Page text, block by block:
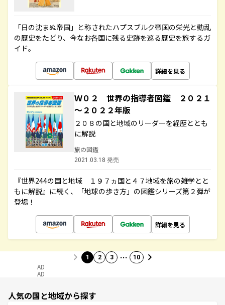
「日の沈まぬ帝国」と称されたハプスブルク帝国の栄光と動乱
の歴史をたどり、今なお各国に残る史跡を巡る歴史を旅するガ
イド。
詳細を見る
Ｗ０２ 世界の指導者図鑑 ２０２１
～２０２２年版
２０８の国と地域のリーダーを経歴ととも
に解説
旅の図鑑
2021.03.18 発売
『世界244の国と地域 １９７ヵ国と４７地域を旅の雑学とと
もに解説』に続く、「地球の歩き方」の図鑑シリーズ第２弾が
登場！
詳細を見る
1 2 3 … 10
AD
AD
人気の国と地域から探す